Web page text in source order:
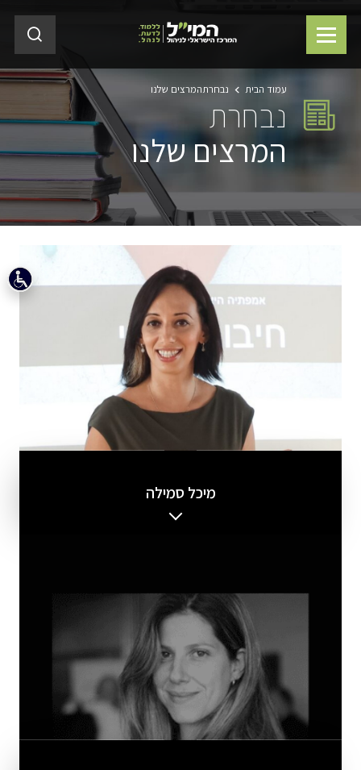
עמוד הבית נבחרתהמרצים שלנו
נבחרת
המרצים שלנו
מיכל סמילה